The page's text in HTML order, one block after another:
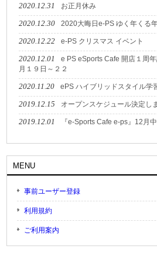
2020.12.31 お正月休み
2020.12.30 2020大晦日e-PS ゆく年くる
2020.12.22 e-PS クリスマス イベント
2020.12.01
e PS eSports Cafe 開店１周
月１９日～２２
2020.11.20 ePS ハイブリッドスタイル学
2019.12.15 オープンスケジュール決定し
2019.12.01 『e-Sports Cafe e-ps』12月
MENU
事前ユーザー登録
利用規約
ご利用案内